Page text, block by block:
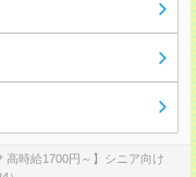
高時給1700円～】シニア向け